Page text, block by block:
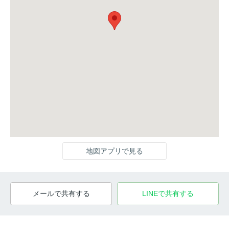
地図アプリで見る
メールで共有する LINEで共有する